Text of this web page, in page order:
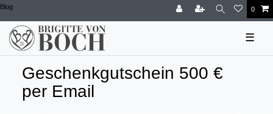
Blog 0
☰
Geschenkgutschein 500 €
per Email